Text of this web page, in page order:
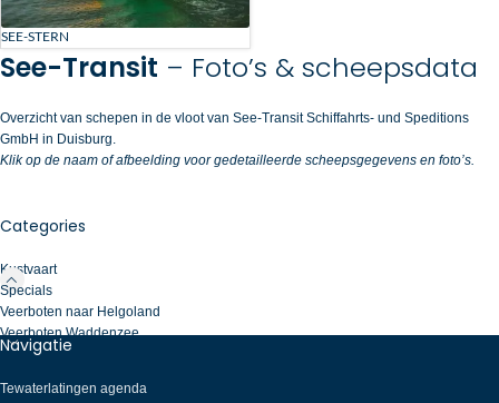
Categories
Kustvaart
Specials
Veerboten naar Helgoland
Veerboten Waddenzee
SEE-STERN
See-Transit – Foto’s & scheepsdata
Overzicht van schepen in de vloot van See-Transit Schiffahrts- und Speditions
GmbH in Duisburg.
Klik op de naam of afbeelding voor gedetailleerde scheepsgegevens en foto’s.
Navigatie
Tewaterlatingen agenda